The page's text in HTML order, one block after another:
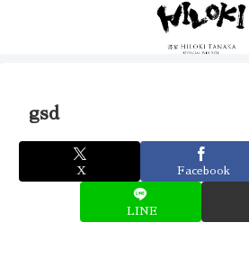
gsd
X Facebook
LINE